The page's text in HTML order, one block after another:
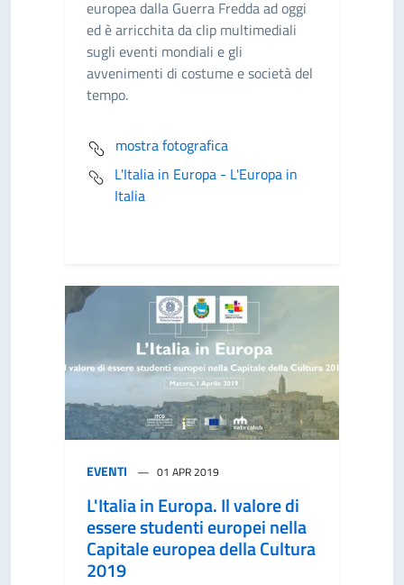
europea dalla Guerra Fredda ad oggi
ed è arricchita da clip multimediali
sugli eventi mondiali e gli
avvenimenti di costume e società del
tempo.
mostra fotografica
L'Italia in Europa - L'Europa in
Italia
EVENTI 01 APR 2019
L'Italia in Europa. Il valore di
essere studenti europei nella
Capitale europea della Cultura
2019